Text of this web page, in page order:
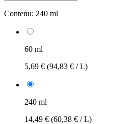
Contenu: 240 ml
60 ml
5,69 € (94,83 € / L)
240 ml
14,49 € (60,38 € / L)